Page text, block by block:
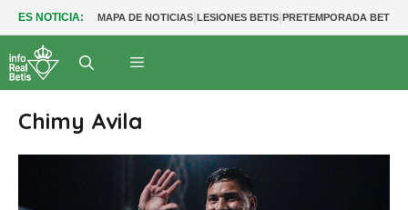
ES NOTICIA: MAPA DE NOTICIAS|LESIONES BETIS|PRETEMPORADA BETIS
Chimy Avila